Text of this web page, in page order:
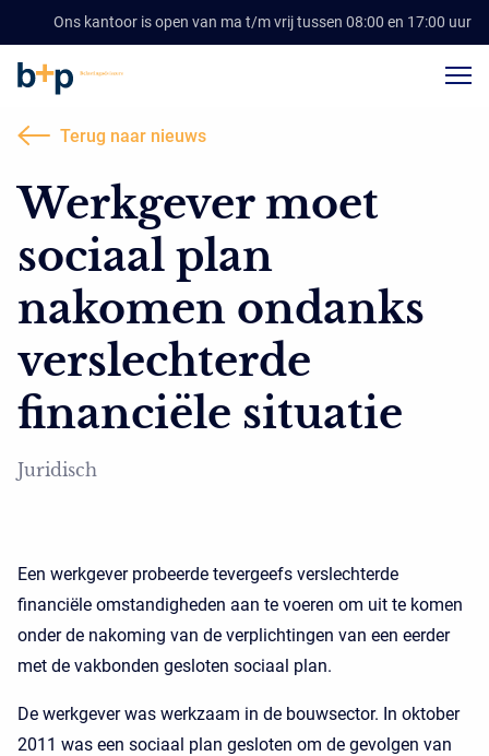
Ons kantoor is open van ma t/m vrij tussen 08:00 en 17:00 uur
Terug naar nieuws
Werkgever moet
sociaal plan
nakomen ondanks
verslechterde
financiële situatie
Juridisch
Een werkgever probeerde tevergeefs verslechterde
financiële omstandigheden aan te voeren om uit te komen
onder de nakoming van de verplichtingen van een eerder
met de vakbonden gesloten sociaal plan.
De werkgever was werkzaam in de bouwsector. In oktober
2011 was een sociaal plan gesloten om de gevolgen van